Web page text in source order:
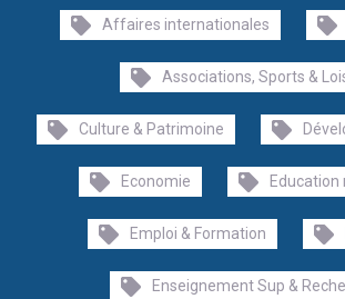
Affaires internationales
Associations, Sports &
Culture & Patrimoine
Economie Education
Emploi & Formation
Enseignement Sup &